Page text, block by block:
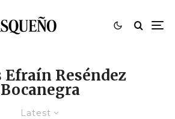
Efraín Reséndez
Bocanegra
Latest